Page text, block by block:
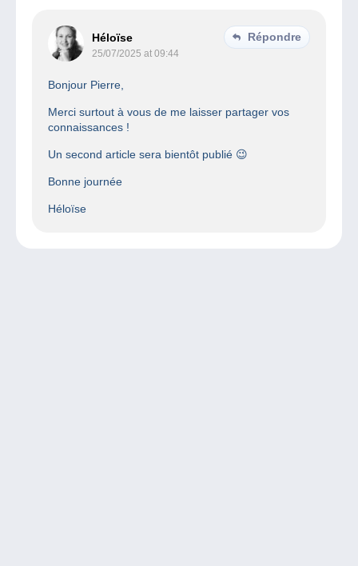
Héloïse
25/07/2025 at 09:44
Répondre
Bonjour Pierre,
Merci surtout à vous de me laisser partager vos
connaissances !
Un second article sera bientôt publié 😉
Bonne journée
Héloïse